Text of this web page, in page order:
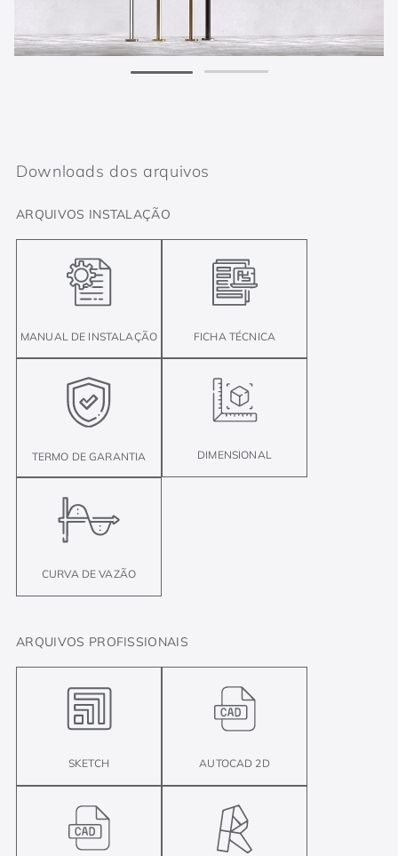
Downloads dos arquivos
ARQUIVOS INSTALAÇÃO
MANUAL DE INSTALAÇÃO FICHA TÉCNICA
TERMO DE GARANTIA DIMENSIONAL
CURVA DE VAZÃO
ARQUIVOS PROFISSIONAIS
SKETCH AUTOCAD 2D